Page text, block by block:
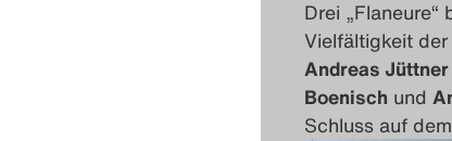
Drei
Vielfältigkeit
Andreas Jüttner
Boenisch und
Schluss auf